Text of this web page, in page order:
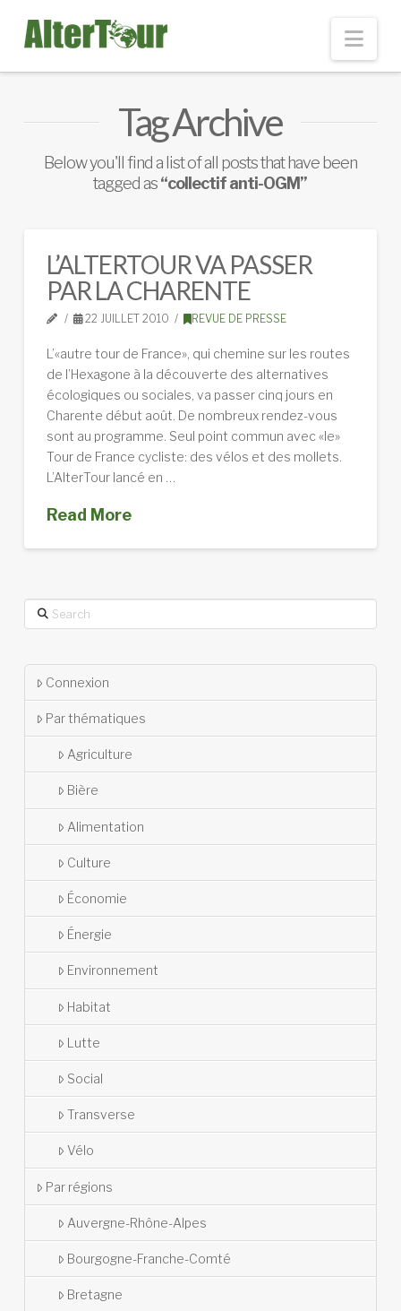
Tag Archive
Below you'll find a list of all posts that have been
tagged as“collectif anti-OGM”
L’ALTERTOUR VA PASSER
PAR LA CHARENTE
22 JUILLET 2010 REVUE DE PRESSE
L’«autre tour de France», qui chemine sur les routes
de l’Hexagone à la découverte des alternatives
écologiques ou sociales, va passer cinq jours en
Charente début août. De nombreux rendez-vous
sont au programme. Seul point commun avec «le»
Tour de France cycliste: des vélos et des mollets.
L’AlterTour lancé en …
Read More
Search
Connexion
Par thématiques
Agriculture
Bière
Alimentation
Culture
Économie
Énergie
Environnement
Habitat
Lutte
Social
Transverse
Vélo
Par régions
Auvergne-Rhône-Alpes
Bourgogne-Franche-Comté
Bretagne